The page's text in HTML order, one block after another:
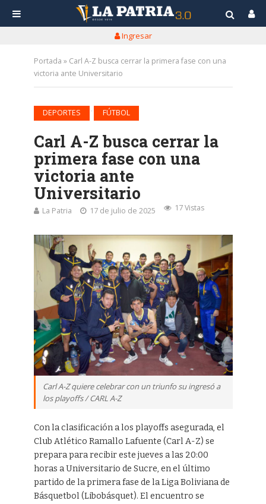
Ingresar
Portada » Carl A-Z busca cerrar la primera fase con una
victoria ante Universitario
DEPORTES FÚTBOL
Carl A-Z busca cerrar la
primera fase con una
victoria ante
Universitario
La Patria 17 de julio de 2025 17 Vistas
Carl A-Z quiere celebrar con un triunfo su ingresó a
los playoffs / CARL A-Z
Con la clasificación a los playoffs asegurada, el
Club Atlético Ramallo Lafuente (Carl A-Z) se
prepara para recibir este jueves a las 20:00
horas a Universitario de Sucre, en el último
partido de la primera fase de la Liga Boliviana de
Básquetbol (Libobásquet). El encuentro se